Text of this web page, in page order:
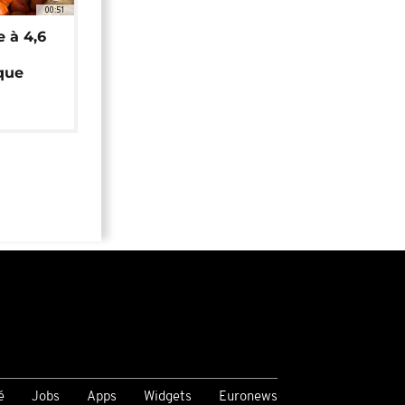
00:51
à 4,6
Jobs Apps Widgets Euronews